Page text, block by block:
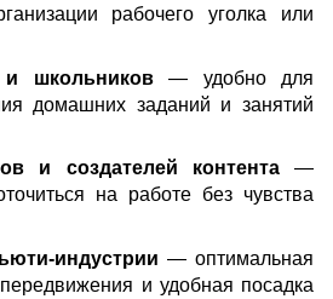
рабочего уголка или
школьников— удобно для
домашних заданий и занятий
и создателей контента—
на работе без чувства
индустрии — оптимальная
и удобная посадка